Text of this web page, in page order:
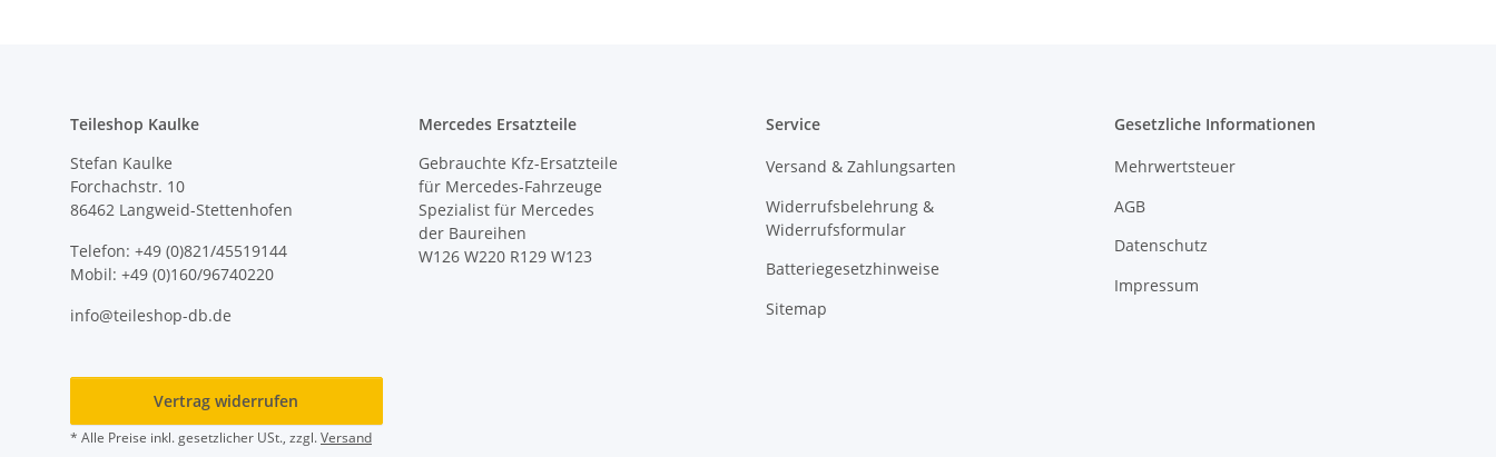
Teileshop Kaulke
Stefan Kaulke
Forchachstr. 10
86462 Langweid-Stettenhofen
Telefon: +49 (0)821/45519144
Mobil: +49 (0)160/96740220
info@teileshop-db.de
Mercedes Ersatzteile
Gebrauchte Kfz-Ersatzteile
für Mercedes-Fahrzeuge
Spezialist für Mercedes
der Baureihen
W126 W220 R129 W123
Service
Versand & Zahlungsarten
Widerrufsbelehrung &
Widerrufsformular
Batteriegesetzhinweise
Sitemap
Gesetzliche Informationen
Mehrwertsteuer
AGB
Datenschutz
Impressum
Vertrag widerrufen
* Alle Preise inkl. gesetzlicher USt., zzgl.Versand